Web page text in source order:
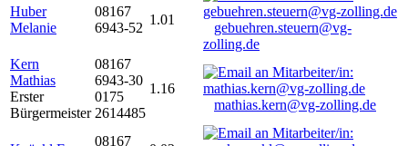
Huber
Melanie
08167
6943-52
1.01
gebuehren.steuern@vg-
zolling.de
Kern
Mathias
Erster
Bürgermeister
08167
6943-30
0175
2614485
1.16
mathias.kern@vg-zolling.de
08167